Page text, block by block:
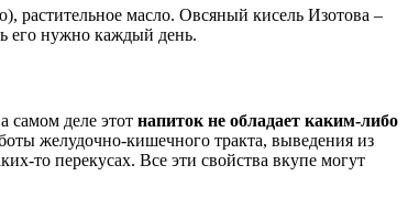
растительное масло. Овсяный кисель Изотова –
его нужно каждый день.
самом деле этот напиток не обладает каким-либо
желудочно-кишечного тракта, выведения из
то перекусах. Все эти свойства вкупе могут